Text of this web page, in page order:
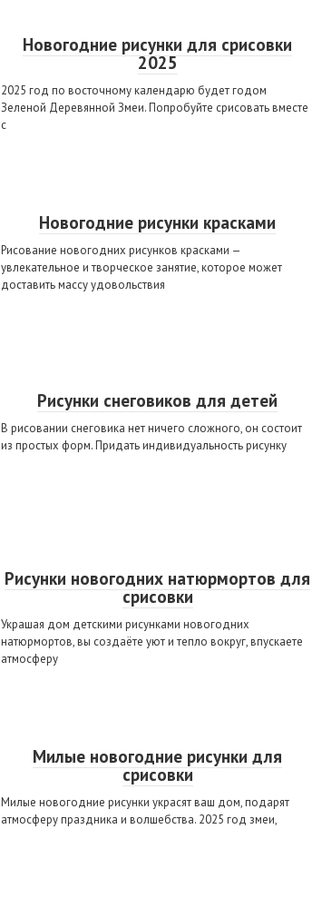
Новогодние рисунки для срисовки
2025
2025 год по восточному календарю будет годом
Зеленой Деревянной Змеи. Попробуйте срисовать вместе
с
Новогодние рисунки красками
Рисование новогодних рисунков красками —
увлекательное и творческое занятие, которое может
доставить массу удовольствия
Рисунки снеговиков для детей
В рисовании снеговика нет ничего сложного, он состоит
из простых форм. Придать индивидуальность рисунку
Рисунки новогодних натюрмортов для
срисовки
Украшая дом детскими рисунками новогодних
натюрмортов, вы создаёте уют и тепло вокруг, впускаете
атмосферу
Милые новогодние рисунки для
срисовки
Милые новогодние рисунки украсят ваш дом, подарят
атмосферу праздника и волшебства. 2025 год змеи,